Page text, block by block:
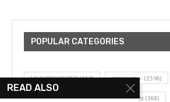
POPULAR CATEGORIES
UNCATEGORIZED(107) আজকের সেরা ১০ (2598)
খেলাধূলো(5) জেলার খবর(602) ঝাড়গ্রাম (388)
READ ALSO